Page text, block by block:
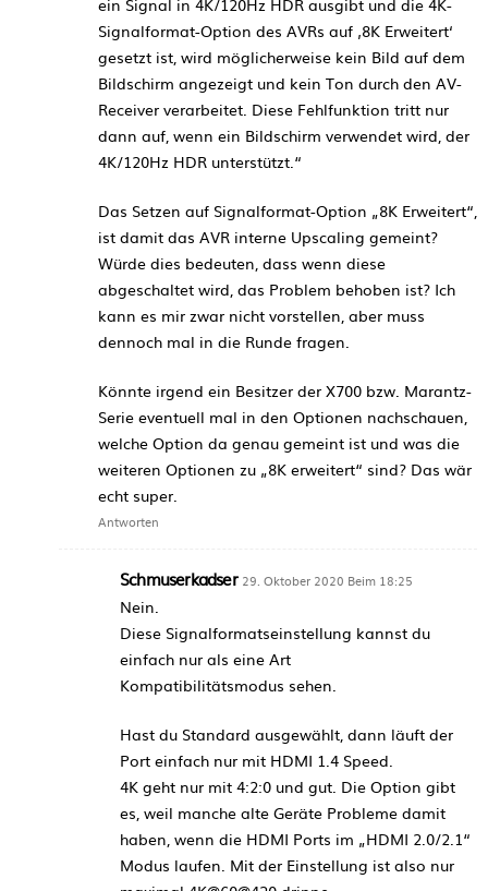
ein Signal in 4K/120Hz HDR ausgibt und die 4K-
Signalformat-Option des AVRs auf ‚8K Erweitert‘
gesetzt ist, wird möglicherweise kein Bild auf dem
Bildschirm angezeigt und kein Ton durch den AV-
Receiver verarbeitet. Diese Fehlfunktion tritt nur
dann auf, wenn ein Bildschirm verwendet wird, der
4K/120Hz HDR unterstützt.“
Das Setzen auf Signalformat-Option „8K Erweitert“,
ist damit das AVR interne Upscaling gemeint?
Würde dies bedeuten, dass wenn diese
abgeschaltet wird, das Problem behoben ist? Ich
kann es mir zwar nicht vorstellen, aber muss
dennoch mal in die Runde fragen.
Könnte irgend ein Besitzer der X700 bzw. Marantz-
Serie eventuell mal in den Optionen nachschauen,
welche Option da genau gemeint ist und was die
weiteren Optionen zu „8K erweitert“ sind? Das wär
echt super.
Antworten
Schmuserkadser 29. Oktober 2020 Beim 18:25
Nein.
Diese Signalformatseinstellung kannst du
einfach nur als eine Art
Kompatibilitätsmodus sehen.
Hast du Standard ausgewählt, dann läuft der
Port einfach nur mit HDMI 1.4 Speed.
4K geht nur mit 4:2:0 und gut. Die Option gibt
es, weil manche alte Geräte Probleme damit
haben, wenn die HDMI Ports im „HDMI 2.0/2.1“
Modus laufen. Mit der Einstellung ist also nur